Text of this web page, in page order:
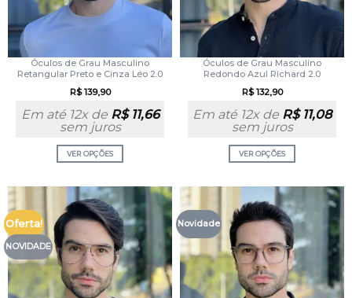
Óculos de Grau Masculino
Retangular Preto e Cinza Léo 2.0
R$139,90
Em até 12x de R$11,66
sem juros
VER OPÇÕES
Óculos de Grau Masculino
Redondo Azul Richard 2.0
R$132,90
Em até 12x de R$11,08
sem juros
VER OPÇÕES
Oferta!
NOVIDADE
Novidade